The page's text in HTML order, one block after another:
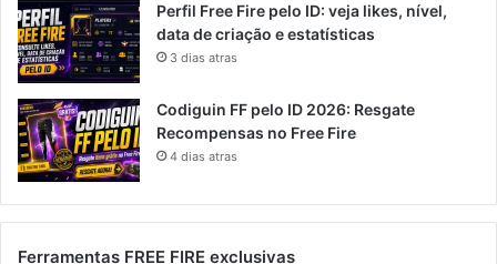
Perfil Free Fire pelo ID: veja likes, nível,
data de criação e estatísticas
3 dias atras
Codiguin FF pelo ID 2026: Resgate
Recompensas no Free Fire
4 dias atras
Ferramentas FREE FIRE exclusivas